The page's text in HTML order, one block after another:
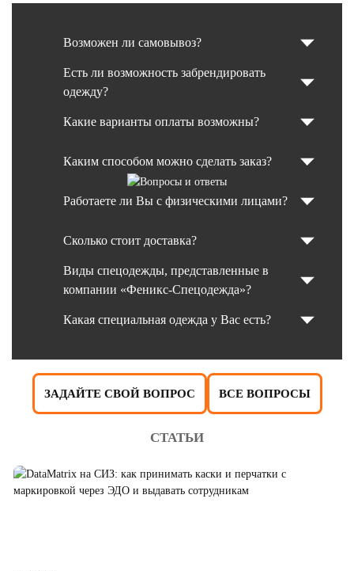
Возможен ли самовывоз?
Есть ли возможность забрендировать
одежду?
Какие варианты оплаты возможны?
Каким способом можно сделать заказ?
Работаете ли Вы с физическими лицами?
Сколько стоит доставка?
Виды спецодежды, представленные в
компании «Феникс-Спецодежда»?
Какая специальная одежда у Вас есть?
ЗАДАЙТЕ СВОЙ ВОПРОС ВСЕ ВОПРОСЫ
СТАТЬИ